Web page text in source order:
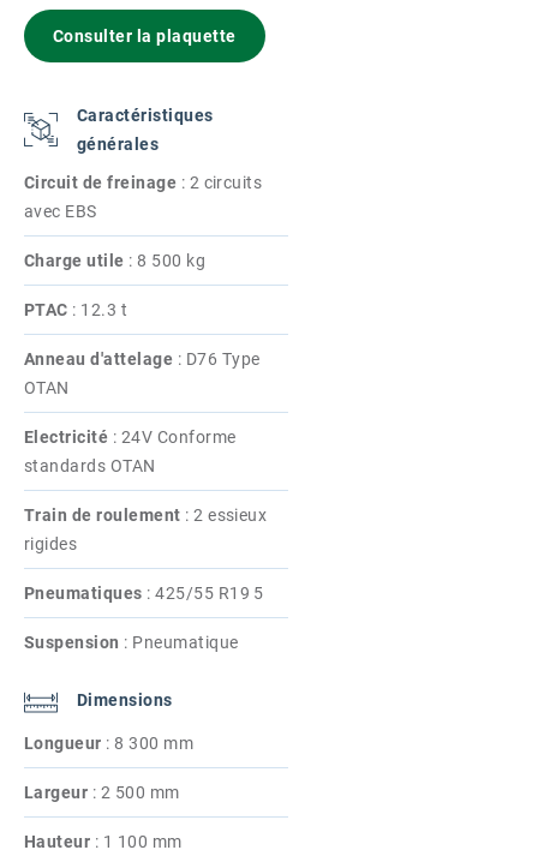
Consulter la plaquette
Caractéristiques
générales
Circuit de freinage : 2 circuits
avec EBS
Charge utile : 8 500 kg
PTAC : 12.3 t
Anneau d'attelage : D76 Type
OTAN
Electricité : 24V Conforme
standards OTAN
Train de roulement :2 essieux
rigides
Pneumatiques :425/55 R19 5
Suspension : Pneumatique
Dimensions
Longueur : 8 300 mm
Largeur : 2 500 mm
Hauteur : 1 100 mm